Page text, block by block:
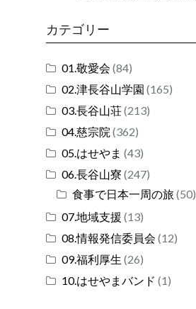
カテゴリー
01.敬愛会 (84)
02.津長谷山学園 (165)
03.長谷山荘(213)
04.慈宗院 (362)
05.はせやま (43)
06.長谷山寮 (247)
食事で日本一周の旅 (50)
07.地域支援 (13)
08.情報発信委員会 (12)
09.福利厚生 (26)
10.はせやまバンド (1)